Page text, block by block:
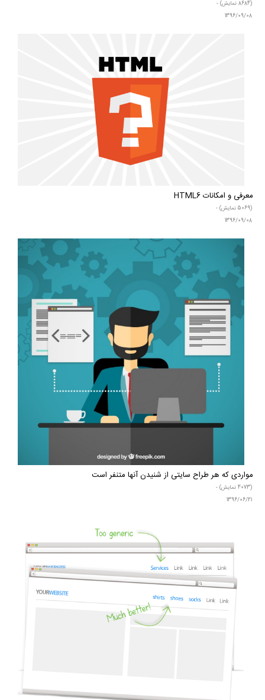
(8684 نمایش) -
1396/09/08
معرفی و امکانات HTML6
(5069 نمایش) -
1396/09/08
مواردی که هر طراح سایتی از شنیدن آنها متنفر است
(4073 نمایش) -
1396/06/21